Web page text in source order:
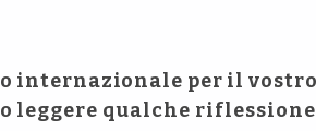
internazionale per il
leggere qualche